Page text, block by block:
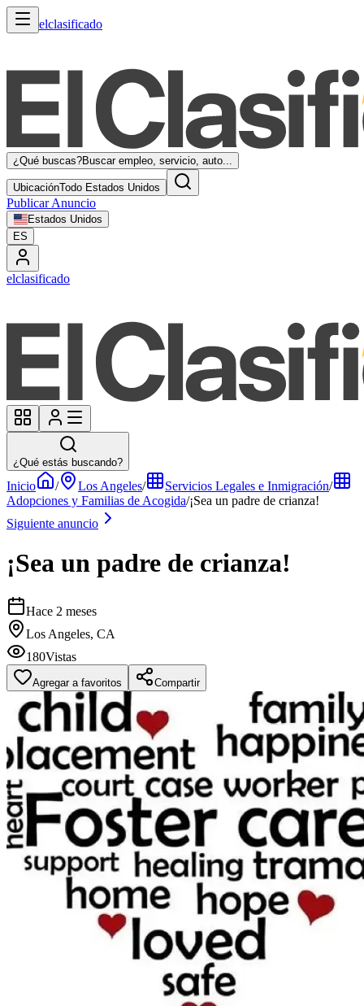
elclasificado
¿Qué buscas?Buscar empleo, servicio, auto...
UbicaciónTodo Estados Unidos
Publicar Anuncio
Estados Unidos
ES
elclasificado
¿Qué estás buscando?
Inicio / Los Angeles/ Servicios Legales e Inmigración/
Adopciones y Familias de Acogida/¡Sea un padre de crianza!
Siguiente anuncio
¡Sea un padre de crianza!
Hace 2 meses
Los Angeles, CA
180Vistas
Agregar a favoritos Compartir